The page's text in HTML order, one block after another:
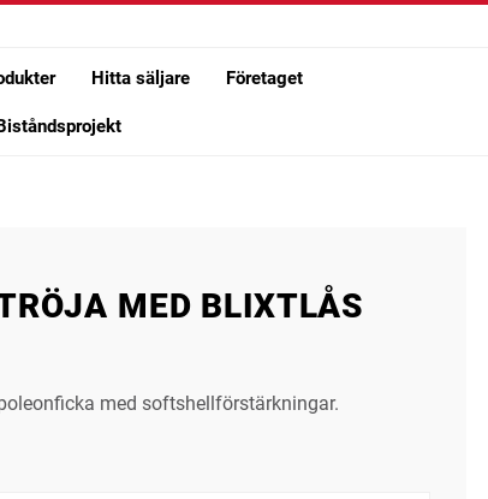
Hitta säljare Företaget
MED BLIXTLÅS
med softshellförstärkningar.